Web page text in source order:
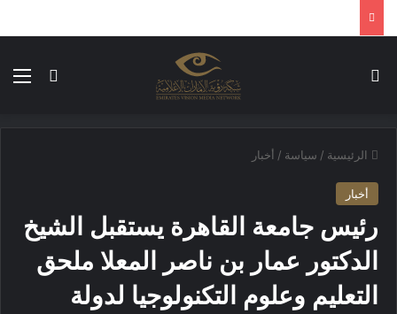
الوضع
الرئيسية / سياسة / أخبار
أخبار
رئيس جامعة القاهرة يستقبل الشيخ
الدكتور عمار بن ناصر المعلا ملحق
التعليم وعلوم التكنولوجيا لدولة